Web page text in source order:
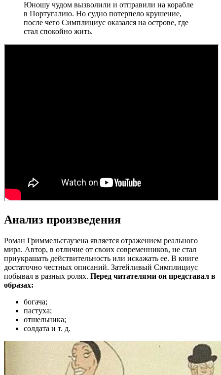
Юношу чудом вызволили и отправили на корабле
в Португалию. Но судно потерпело крушение,
после чего Симплициус оказался на острове, где
стал спокойно жить.
Анализ произведения
Роман Гриммельсгаузена является отражением реального
мира. Автор, в отличие от своих современников, не стал
приукрашать действительность или искажать ее. В книге
достаточно честных описаний. Затейливый Симплициус
побывал в разных ролях. Перед читателями он представал в
образах:
богача;
пастуха;
отшельника;
солдата и т. д.